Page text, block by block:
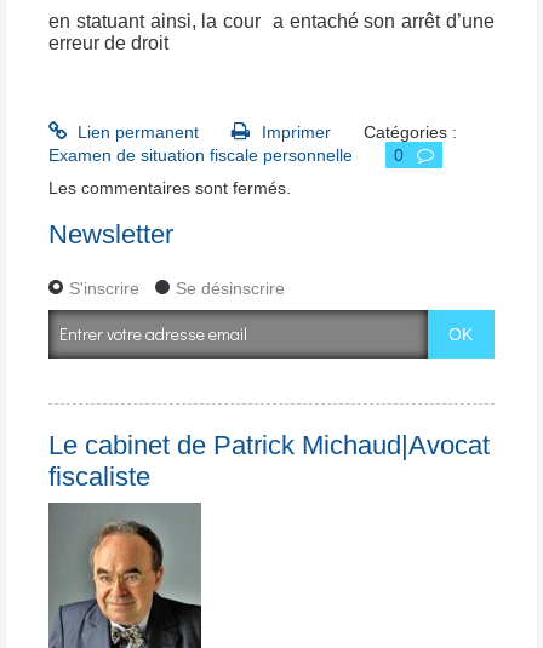
en statuant ainsi, la cour a entaché son arrêt d’une
erreur de droit
Lien permanent Imprimer
Catégories :
Examen de situation fiscale personnelle
0
Les commentaires sont fermés.
Newsletter
S'inscrire Se désinscrire
Le cabinet de Patrick Michaud|Avocat
fiscaliste